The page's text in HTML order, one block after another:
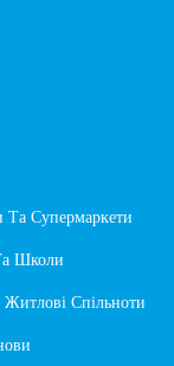
Та Супермаркети
Школи
Спільноти